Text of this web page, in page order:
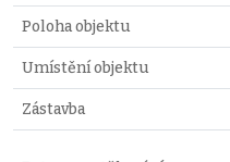
Poloha objektu
Umístění objektu
Zástavba